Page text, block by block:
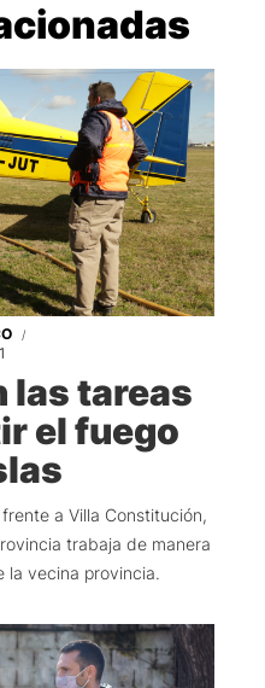
las tareas
el fuego
a Villa Constitución,
trabaja de manera
la vecina provincia.